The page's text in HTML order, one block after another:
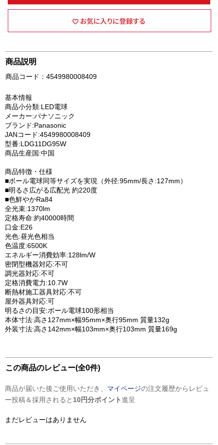
商品説明
商品コード：4549980008409
基本情報
商品小分類:LED電球
メーカー:パナソニック
ブランド:Panasonic
JANコード:4549980008409
型番:LDG11DG95W
商品生産国:中国
商品特徴・仕様
■ボール電球同等サイズを実現（外径:95mm/長さ:127mm）
■明るさ広がる広配光 約220度
■色鮮やかRa84
全光束:1370lm
定格寿命:約40000時間
口金:E26
光色:昼光色相当
色温度:6500K
エネルギー消費効率:128lm/W
密閉型機器対応:不可
調光器対応:不可
定格消費電力:10.7W
断熱材施工器具対応:不可
屋外器具対応:可
明るさの目安:ボール電球100形相当
本体寸法:高さ127mm×幅95mm×奥行95mm 質量132g
外装寸法:高さ142mm×幅103mm×奥行103mm 質量169g
この商品のレビュー(全0件)
商品が届いた後ご使用いただき、 マイページの注文履歴からレビュ
ー投稿＆採用されると 10円分ポイント進呈
まだレビューはありません